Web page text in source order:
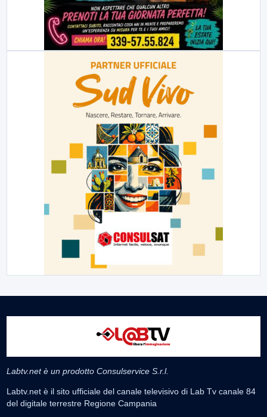
Labtv.net è un prodotto Consulservice S.r.l.
Labtv.net è il sito ufficiale del canale televisivo di Lab Tv canale 84
del digitale terrestre Regione Campania